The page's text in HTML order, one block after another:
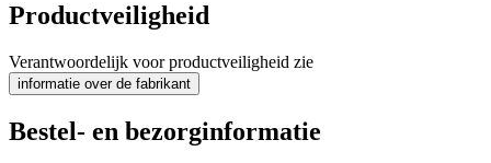
Productveiligheid
Verantwoordelijk voor productveiligheid zie
informatie over de fabrikant
Bestel- en bezorginformatie